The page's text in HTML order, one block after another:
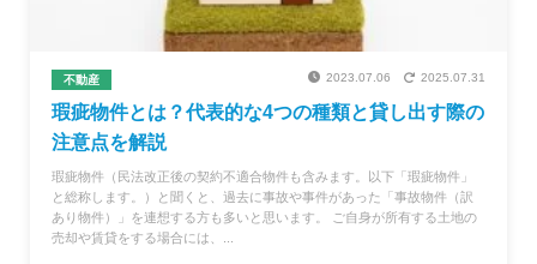
不動産 2023.07.06 2025.07.31
瑕疵物件とは？代表的な4つの種類と貸し出す際の
注意点を解説
瑕疵物件（民法改正後の契約不適合物件も含みます。以下「瑕疵物件」
と総称します。）と聞くと、過去に事故や事件があった「事故物件（訳
あり物件）」を連想する方も多いと思います。 ご自身が所有する土地の
売却や賃貸をする場合には、...